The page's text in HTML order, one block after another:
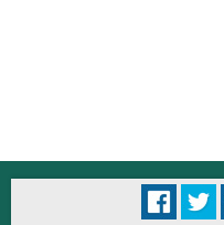
© Università degli Studi di Roma "La